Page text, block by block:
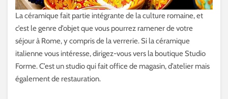
La céramique fait partie intégrante de la culture romaine, et
c’est le genre d’objet que vous pourrez ramener de votre
séjour à Rome, y compris de la verrerie. Si la céramique
italienne vous intéresse, dirigez-vous vers la boutique Studio
Forme. C’est un studio qui fait office de magasin, d’atelier mais
également de restauration.